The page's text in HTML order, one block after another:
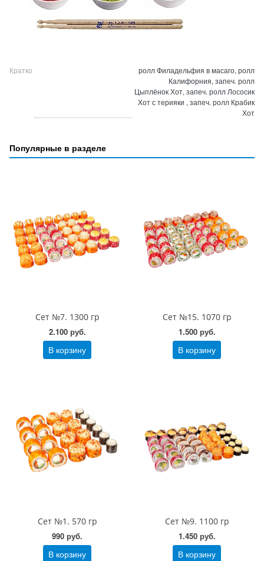
Кратко
ролл Филадельфия в масаго, ролл
Калифорния, запеч. ролл
Цыплёнок Хот, запеч. ролл Лососик
Хот с терияки , запеч. ролл Крабик
Хот
Популярные в разделе
Сет №7. 1300 гр
2.100 руб.
В корзину
Сет №15. 1070 гр
1.500 руб.
В корзину
Сет №1. 570 гр
990 руб.
В корзину
Сет №9. 1100 гр
1.450 руб.
В корзину